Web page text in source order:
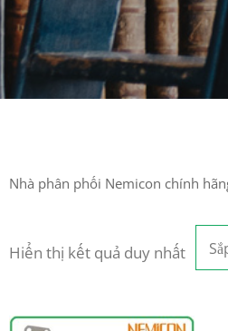
Nhà phân phối Nemicon chính
Hiển thị kết quả duy nhất